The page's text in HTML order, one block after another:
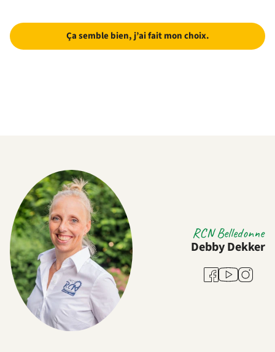
Ça semble bien, j’ai fait mon choix.
RCN Belledonne
Debby Dekker
Facebook
Youtube